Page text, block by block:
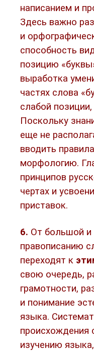
написанием и
Здесь важно
и
способность
позицию
выработка
частях слова
слабой
Поскольку
еще не
вводить
морфологию.
принципов
чертах и
приставок.
6. От большой и
правописанию
переходят к
свою очередь,
грамотности,
и понимание
языка.
происхождения
изучению